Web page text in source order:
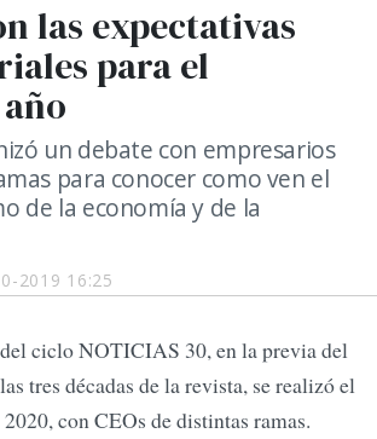
2019 16:25
las expectativas
para el
un debate con empresarios
para conocer como ven el
de la economía y de la
ciclo NOTICIAS 30, en la previa del
tres décadas de la revista, se realizó el
con CEOs de distintas ramas.